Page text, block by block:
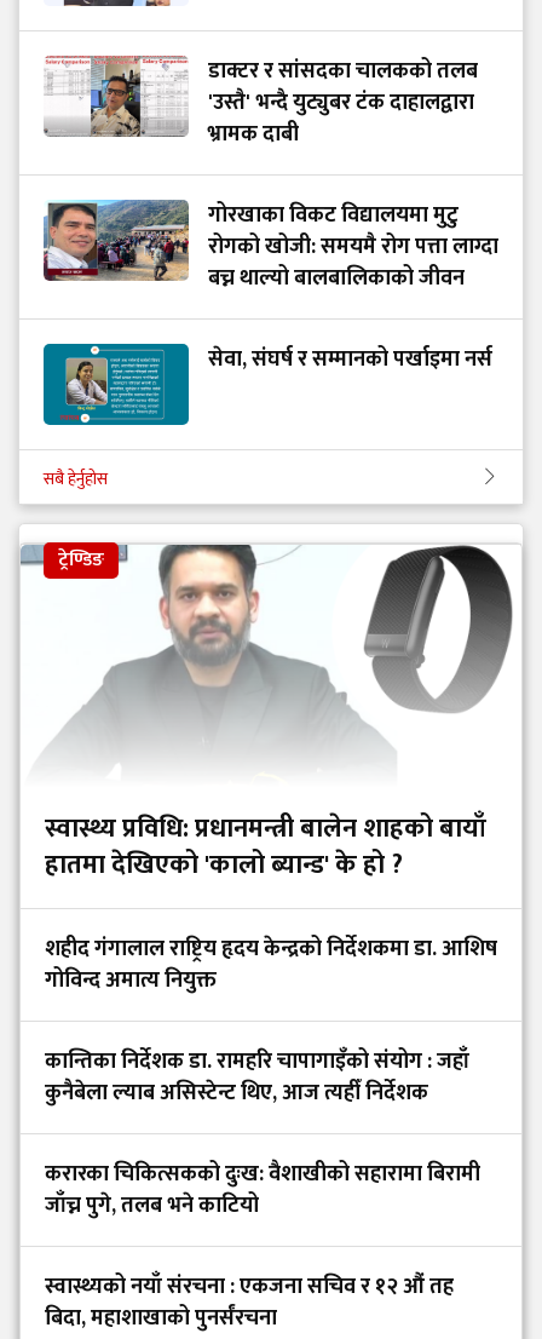
डाक्टर र सांसदका चालकको तलब
'उस्तै' भन्दै युट्युबर टंक दाहालद्वारा
भ्रामक दाबी
गोरखाका विकट विद्यालयमा मुटु
रोगको खोजी: समयमै रोग पत्ता लाग्दा
बच्न थाल्यो बालबालिकाको जीवन
सेवा, संघर्ष र सम्मानको पर्खाइमा नर्स
सबै हेर्नुहोस
ट्रेण्डिङ
स्वास्थ्य प्रविधि: प्रधानमन्त्री बालेन शाहको बायाँ
हातमा देखिएको 'कालो ब्यान्ड' के हो ?
शहीद गंगालाल राष्ट्रिय हृदय केन्द्रको निर्देशकमा डा. आशिष
गोविन्द अमात्य नियुक्त
कान्तिका निर्देशक डा. रामहरि चापागाइँको संयोग : जहाँ
कुनैबेला ल्याब असिस्टेन्ट थिए, आज त्यहीँ निर्देशक
करारका चिकित्सकको दुःख: वैशाखीको सहारामा बिरामी
जाँच्न पुगे, तलब भने काटियो
स्वास्थ्यको नयाँ संरचना : एकजना सचिव र १२ औं तह
बिदा, महाशाखाको पुनर्संरचना